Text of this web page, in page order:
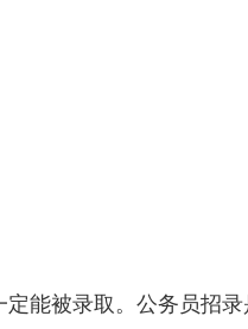
能被录取。公务员招